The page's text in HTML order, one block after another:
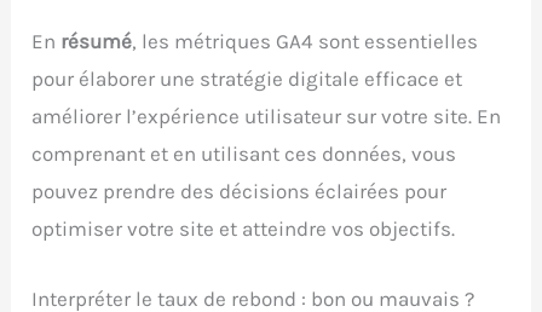
En résumé, les métriques GA4 sont essentielles
pour élaborer une stratégie digitale efficace et
améliorer l’expérience utilisateur sur votre site. En
comprenant et en utilisant ces données, vous
pouvez prendre des décisions éclairées pour
optimiser votre site et atteindre vos objectifs.
Interpréter le taux de rebond : bon ou mauvais ?